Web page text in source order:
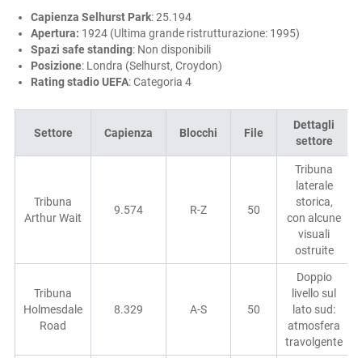
Capienza Selhurst Park: 25.194
Apertura: 1924 (Ultima grande ristrutturazione: 1995)
Spazi safe standing: Non disponibili
Posizione: Londra (Selhurst, Croydon)
Rating stadio UEFA: Categoria 4
Settore Capienza Blocchi File
Dettagli
settore
Tribuna
Arthur Wait
9.574 R-Z 50
Tribuna
laterale
storica,
con alcune
visuali
ostruite
Tribuna
Holmesdale
Road
8.329 A-S 50
Doppio
livello sul
lato sud:
atmosfera
travolgente